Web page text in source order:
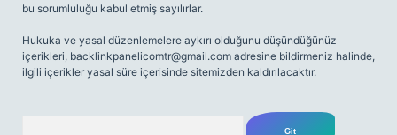
bu sorumluluğu kabul etmiş sayılırlar.
Hukuka ve yasal düzenlemelere aykırı olduğunu düşündüğünüz
içerikleri, backlinkpanelicomtr@gmail.com adresine bildirmeniz halinde,
ilgili içerikler yasal süre içerisinde sitemizden kaldırılacaktır.